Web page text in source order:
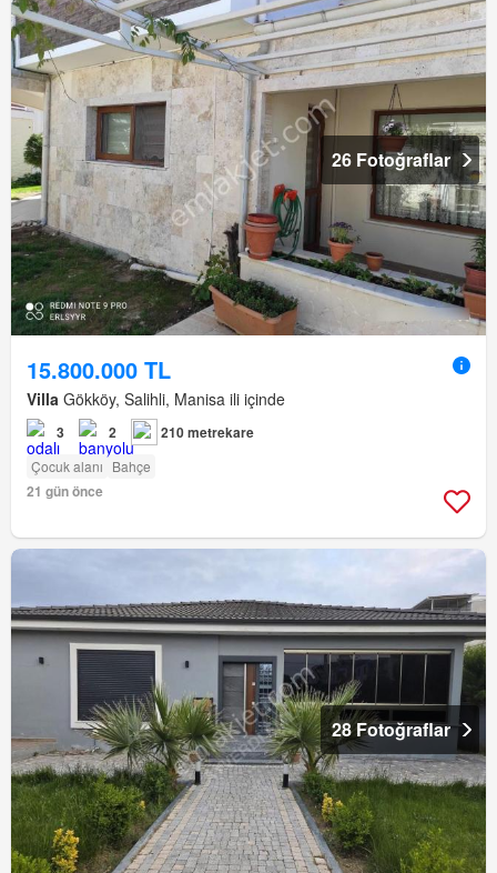
26 Fotoğraflar
15.800.000 TL
Villa Gökköy, Salihli, Manisa ili içinde
3 2 210 metrekare
Çocuk alanı Bahçe
21 gün önce
28 Fotoğraflar